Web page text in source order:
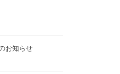
お知らせ